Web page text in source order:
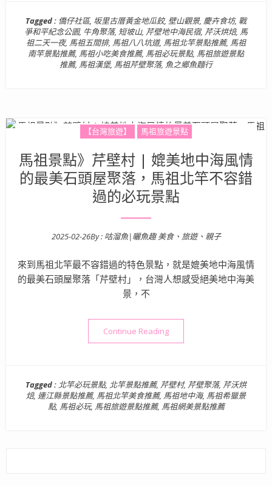
Tagged : 僑仔社區, 坂里古厝黃金地瓜餃, 壁山觀景, 慶卉食坊, 戰
爭和平紀念公園, 牛角聚落, 短坡山, 芹壁地中海民宿, 芹沃烘焙, 馬
祖二天一夜, 馬祖五間排, 馬祖八八坑道, 馬祖北竿景點推薦, 馬祖
南竿景點推薦, 馬祖小吃美食推薦, 馬祖必玩景點, 馬祖旅遊景點
推薦, 馬祖漢堡, 馬祖芹壁聚落, 魚之鄉魚麵行
【台灣旅遊】 馬祖旅遊景點
馬祖景點》芹壁村 | 媲美地中海風情
的最美石頭屋聚落，馬祖北竿不容錯
過的必玩景點
Posted on
2025-02-26By : 咕溜魚|曬魚趣 美食、旅遊、親子
來到馬祖北竿最不容錯過的特色景點，就是媲美地中海風情
的最美石頭屋聚落「芹壁村」，台灣人想感受絕美地中海美
景，不
Continue Reading“馬祖景點》芹壁村 | 媲美地
Tagged : 北竿必玩景點, 北竿景點推薦, 芹壁村, 芹壁聚落, 芹沃烘
焙, 連江縣景點推薦, 馬祖北竿美食推薦, 馬祖地中海, 馬祖希獵景
點, 馬祖必玩, 馬祖旅遊景點推薦, 馬祖網美景點推薦